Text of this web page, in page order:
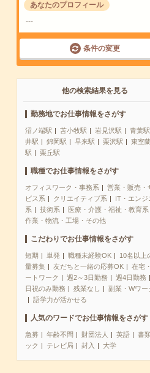
あなたのプロフィール
---
条件の変更
他の検索結果を見る
勤務地でお仕事情報をさがす
沼ノ端駅 苫小牧駅 岩見沢駅 青葉駅
井駅
錦岡駅 早来駅 栗沢駅
東室
駅
栗丘駅
職種でお仕事情報をさがす
オフィスワーク・事務系
営業・販売・
ビス系
クリエイティブ系
IT・エンジ
系
技術系 医療・介護・福祉・教育系
作業・物流・工場・その他
こだわりでお仕事情報をさがす
短期 単発 職種未経験OK
10名以上
量募集
友だちと一緒の応募OK
在宅
ートワーク
週2～3日勤務 週4日勤務
日祝のみ勤務
残業なし
副業・Wワー
語学力が活かせる
人気のワードでお仕事情報をさがす
急募 年齢不問 財団法人 英語
書
ック
テレビ局 封入 大学